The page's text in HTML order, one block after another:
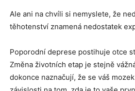
Ale ani na chvíli si nemyslete, že
těhotenství znamená nedostatek
Poporodní deprese postihuje otce
Změna životních etap je stejně
dokonce naznačují, že se váš